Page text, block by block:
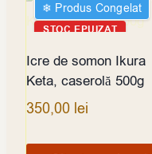
❄︎ Produs Congelat
STOC EPUIZAT
Icre de somon Ikura
Keta, caserolă 500g
350,00 lei